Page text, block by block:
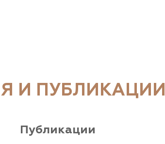
И ПУБЛИКАЦИИ
Публикации